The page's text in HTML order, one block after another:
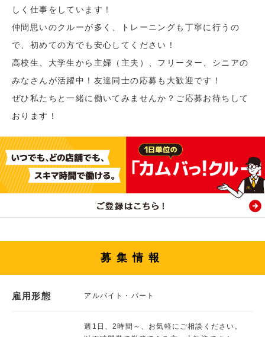
しく仕事をしています！
仲間思いのクルーが多く、トレーニングも丁寧に行うの
で、初めての方でも安心してください！
高校生、大学生から主婦（主夫）、フリーター、シニアの
みなさんが活躍中！友達同士の応募も大歓迎です！
ぜひ私たちと一緒に働いてみませんか？ご応募お待ちして
おります！
募集情報
雇用形態 アルバイト・パート
週1日、2時間～、お気軽にご相談ください。